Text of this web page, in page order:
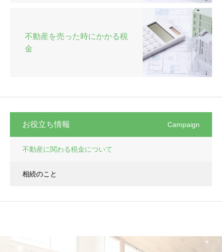
不動産を売った時にかかる税
金
お役立ち情報 Campaign
不動産に関わる税金について
相続のこと